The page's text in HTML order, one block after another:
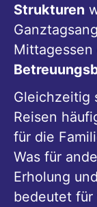
Strukturen
Gleichzeitig
Reisen
für die
Was für
Erholung
bedeutet